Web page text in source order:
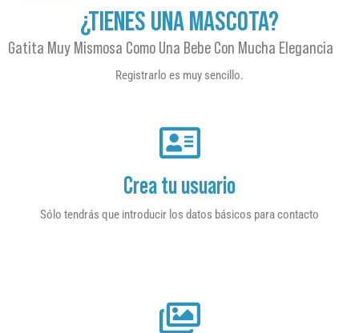
¿TIENES UNA MASCOTA?
Gatita Muy Mismosa Como Una Bebe Con Mucha Elegancia
Registrarlo es muy sencillo.
Crea tu usuario
Sólo tendrás que introducir los datos básicos para contacto